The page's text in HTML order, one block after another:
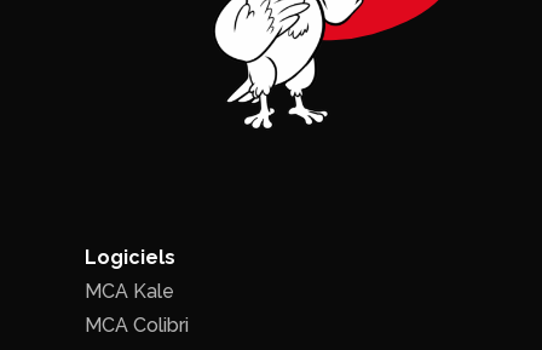
Logiciels
MCA Kale
MCA Colibri